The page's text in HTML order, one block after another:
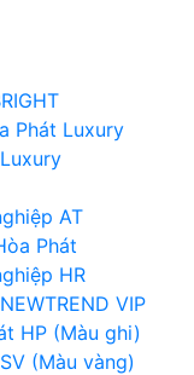
Phát Luxury
AT
Phát
HR
VIP
HP (Màu ghi)
(Màu vàng)